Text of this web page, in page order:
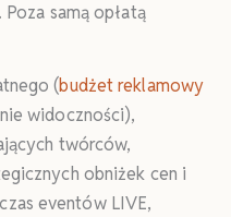
samą opłatą
(budżet reklamowy
widoczności),
twórców,
obniżek cen i
eventów LIVE,